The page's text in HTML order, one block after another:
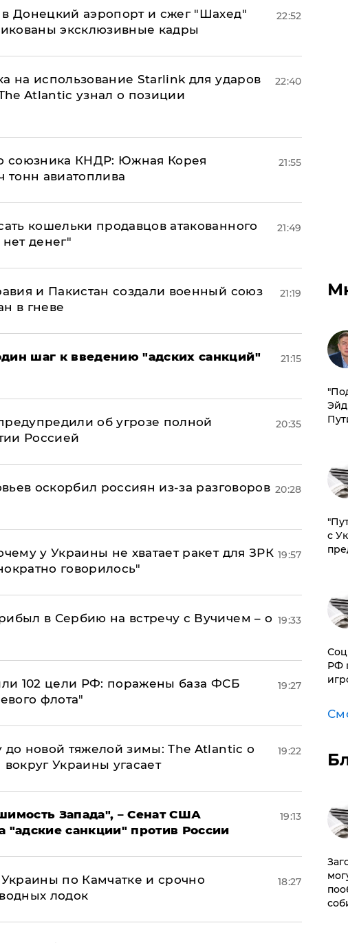
Донецкий аэропорт и сжег "Шахед"
эксклюзивные кадры
22:52
на использование Starlink для ударов
Atlantic узнал о позиции
22:40
союзника КНДР: Южная Корея
тонн авиатоплива
21:55
кошельки продавцов атакованного
денег"
21:49
и Пакистан создали военный союз
в гневе
21:19
шаг к введению "адских санкций"
21:15
об угрозе полной
Россией
20:35
оскорбил россиян из-за разговоров 20:28
у Украины не хватает ракет для ЗРК
говорилось"
19:57
в Сербию на встречу с Вучичем – о 19:33
102 цели РФ: поражены база ФСБ
флота"
19:27
новой тяжелой зимы: The Atlantic о
Украины угасает
19:22
Запада", – Сенат США
"адские санкции" против России
19:13
по Камчатке и срочно
лодок
18:27
с
РФ